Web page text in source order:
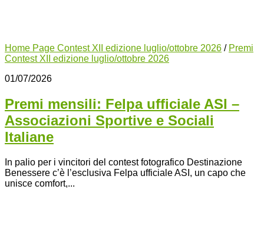
Home Page Contest XII edizione luglio/ottobre 2026 / Premi
Contest XII edizione luglio/ottobre 2026
01/07/2026
Premi mensili: Felpa ufficiale ASI –
Associazioni Sportive e Sociali
Italiane
In palio per i vincitori del contest fotografico Destinazione
Benessere c’è l’esclusiva Felpa ufficiale ASI, un capo che
unisce comfort,...